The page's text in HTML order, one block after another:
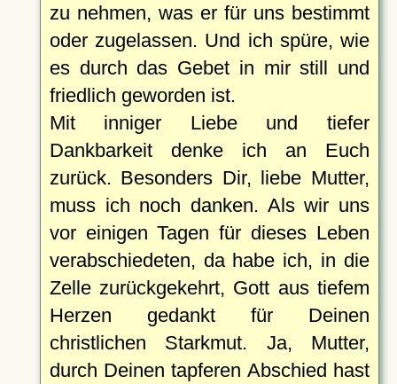
zu nehmen, was er für uns bestimmt
oder zugelassen. Und ich spüre, wie
es durch das Gebet in mir still und
friedlich geworden ist.
Mit inniger Liebe und tiefer
Dankbarkeit denke ich an Euch
zurück. Besonders Dir, liebe Mutter,
muss ich noch danken. Als wir uns
vor einigen Tagen für dieses Leben
verabschiedeten, da habe ich, in die
Zelle zurückgekehrt, Gott aus tiefem
Herzen gedankt für Deinen
christlichen Starkmut. Ja, Mutter,
durch Deinen tapferen Abschied hast